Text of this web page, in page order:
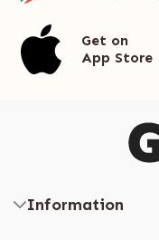
Get on
App Store
Information